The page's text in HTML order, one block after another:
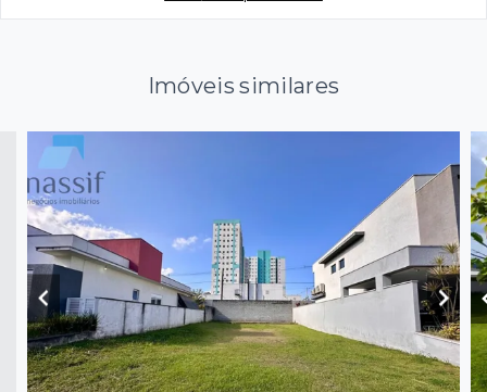
Imóveis similares